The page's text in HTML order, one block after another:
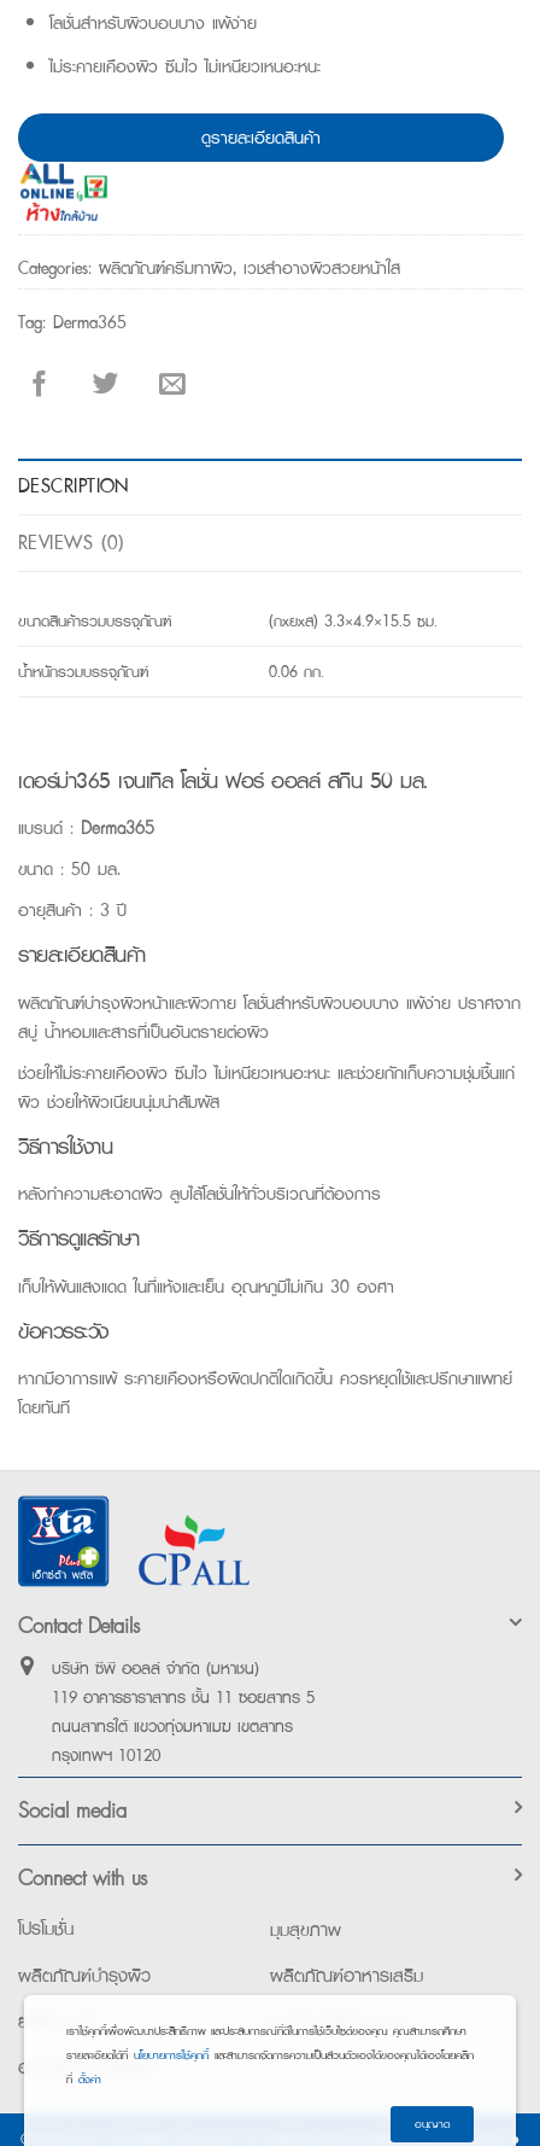
โลชั่นสำหรับผิวบอบบาง แพ้ง่าย
ไม่ระคายเคืองผิว ซึมไว ไม่เหนียวเหนอะหนะ
ดูรายละเอียดสินค้า
Categories: ผลิตภัณฑ์ครีมทาผิว, เวชสำอางผิวสวยหน้าใส
Tag: Derma365
DESCRIPTION
REVIEWS (0)
ขนาดสินค้ารวมบรรจุภัณฑ์
(กxยxส) 3.3×4.9×15.5 ซม.
น้ำหนักรวมบรรจุภัณฑ์
0.06 กก.
เดอร์ม่า365 เจนเทิล โลชั่น ฟอร์ ออลล์ สกิน 50 มล.
แบรนด์ : Derma365
ขนาด : 50 มล.
อายุสินค้า : 3 ปี
รายละเอียดสินค้า
ผลิตภัณฑ์บำรุงผิวหน้าและผิวกาย โลชั่นสำหรับผิวบอบบาง แพ้ง่าย ปราศจาก
สบู่ น้ำหอมและสารที่เป็นอันตรายต่อผิว
ช่วยให้ไม่ระคายเคืองผิว ซึมไว ไม่เหนียวเหนอะหนะ และช่วยกักเก็บความชุ่มชื้นแก่
ผิว ช่วยให้ผิวเนียนนุ่มน่าสัมผัส
วิธีการใช้งาน
หลังทำความสะอาดผิว ลูบไล้โลชั่นให้ทั่วบริเวณที่ต้องการ
วิธีการดูแลรักษา
เก็บให้พ้นแสงแดด ในที่แห้งและเย็น อุณหภูมิไม่เกิน 30 องศา
ข้อควรระวัง
หากมีอาการแพ้ ระคายเคืองหรือผิดปกติใดเกิดขึ้น ควรหยุดใช้และปรึกษาแพทย์
โดยทันที
Contact Details
บริษัท ซีพี ออลล์ จำกัด (มหาชน)
119 อาคารธาราสาทร ชั้น 11 ซอยสาทร 5
ถนนสาทรใต้ แขวงทุ่งมหาเมฆ เขตสาทร
กรุงเทพฯ 10120
Social media
Connect with us
โปรโมชั่น
มุมสุขภาพ
ผลิตภัณฑ์บำรุงผิว
ผลิตภัณฑ์อาหารเสริม
ยาใช้เฉพาะที่
อุปกรณ์เพื่อสุขภาพ
อาหารทางการแพทย์
©2026 Exta. All Rights Reserved. • การแจ้งการประมวลผลข้อมูลส่วนบุคคล •
เราใช้คุกกี้เพื่อพัฒนาประสิทธิภาพ และประสบการณ์ที่ดีในการใช้เว็บไซต์ของคุณ คุณสามารถศึกษา
รายละเอียดได้ที่ นโยบายการใช้คุกกี้ และสามารถจัดการความเป็นส่วนตัวเองได้ของคุณได้เองโดยคลิก
ที่ ตั้งค่า
อนุญาต